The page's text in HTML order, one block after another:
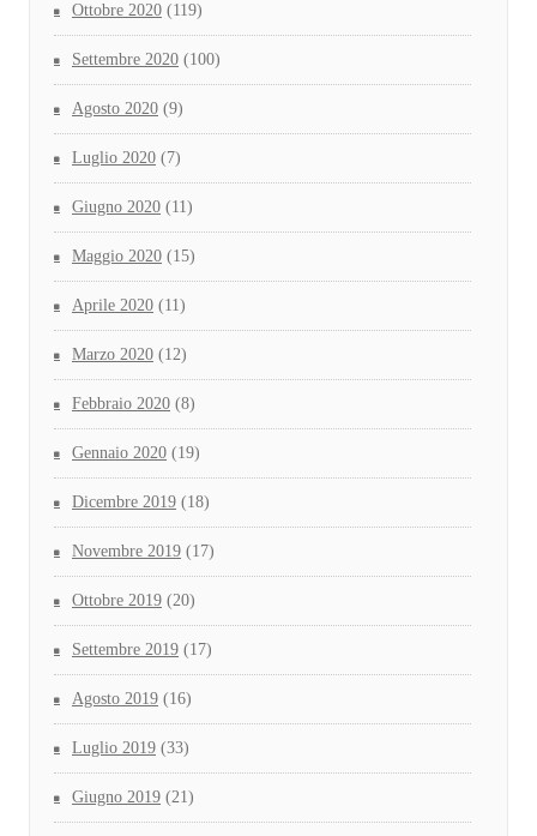
Ottobre 2020 (119)
Settembre 2020 (100)
Agosto 2020 (9)
Luglio 2020 (7)
Giugno 2020 (11)
Maggio 2020 (15)
Aprile 2020 (11)
Marzo 2020 (12)
Febbraio 2020 (8)
Gennaio 2020 (19)
Dicembre 2019 (18)
Novembre 2019 (17)
Ottobre 2019 (20)
Settembre 2019 (17)
Agosto 2019 (16)
Luglio 2019 (33)
Giugno 2019 (21)